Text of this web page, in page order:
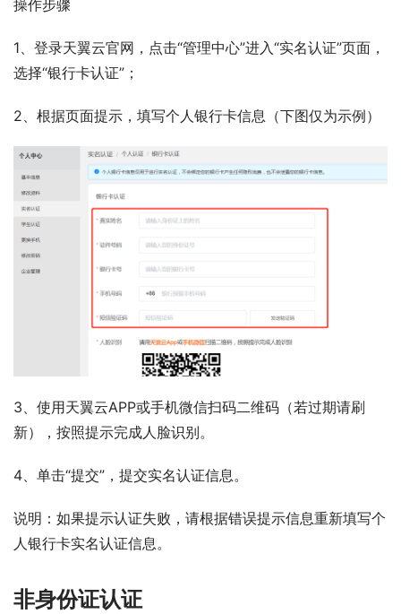
操作步骤
1、登录天翼云官网，点击“管理中心”进入“实名认证”页面，
选择“银行卡认证”；
2、根据页面提示，填写个人银行卡信息（下图仅为示例）
3、使用天翼云APP或手机微信扫码二维码（若过期请刷
新），按照提示完成人脸识别。
4、单击“提交”，提交实名认证信息。
说明：如果提示认证失败，请根据错误提示信息重新填写个
人银行卡实名认证信息。
非身份证认证